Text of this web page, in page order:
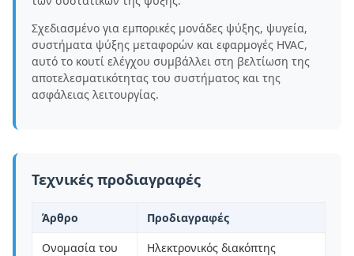
Σχεδιασμένο για εμπορικές μονάδες ψύξης, ψυγεία,
συστήματα ψύξης μεταφορών και εφαρμογές HVAC,
αυτό το κουτί ελέγχου συμβάλλει στη βελτίωση της
αποτελεσματικότητας του συστήματος και της
ασφάλειας λειτουργίας.
Τεχνικές προδιαγραφές
Άρθρο
Προδιαγραφές
Ονομασία του
Ηλεκτρονικός διακόπτης